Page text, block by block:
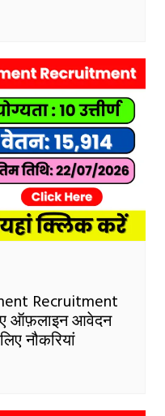
Recruitment
ऑफ़लाइन आवेदन
नौकरियां